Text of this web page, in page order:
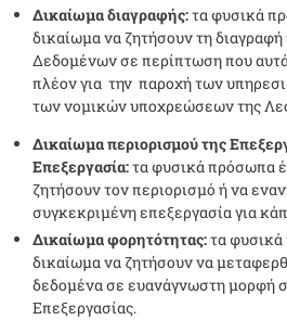
Δικαίωμα διαγραφής:τα φυσικά
δικαίωμα να ζητήσουν τη
Δεδομένων σε περίπτωση που αυτά
πλέον για την παροχή των
των νομικών υποχρεώσεων της
Δικαίωμα περιορισμού της
Επεξεργασία:τα φυσικά πρόσωπα
ζητήσουν τον περιορισμό ή να
συγκεκριμένη επεξεργασία για
Δικαίωμα φορητότητας:τα
δικαίωμα να ζητήσουν να
δεδομένα σε ευανάγνωστη μορφή
Επεξεργασίας.